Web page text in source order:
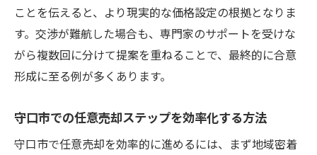
ことを伝えると、より現実的な価格設定の根拠となりま
す。交渉が難航した場合も、専門家のサポートを受けな
がら複数回に分けて提案を重ねることで、最終的に合意
形成に至る例が多くあります。
守口市での任意売却ステップを効率化する方法
守口市で任意売却を効率的に進めるには、まず地域密着